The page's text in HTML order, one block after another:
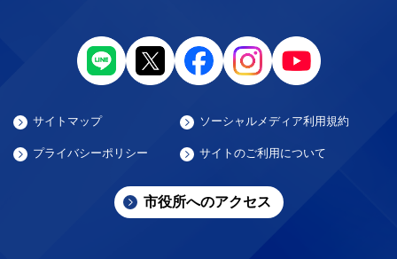
サイトマップ ソーシャルメディア利用規約
プライバシーポリシー サイトのご利用について
市役所へのアクセス